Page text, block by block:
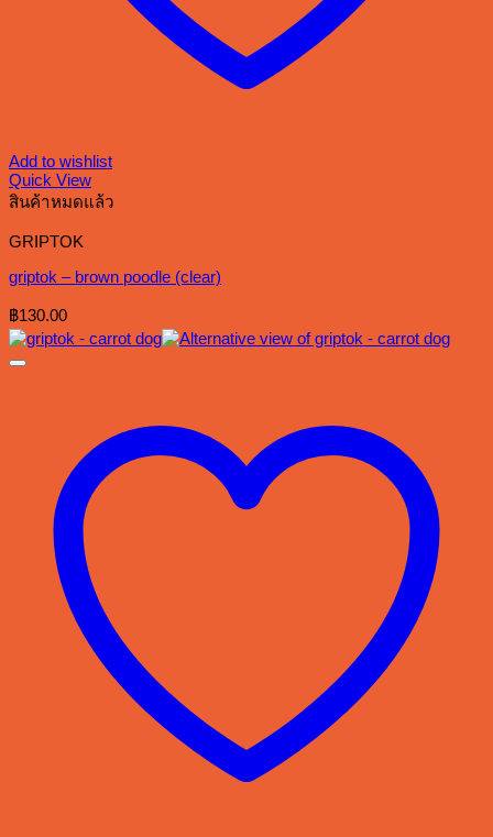
Add to wishlist
Quick View
สินค้าหมดแล้ว
GRIPTOK
griptok – brown poodle (clear)
฿130.00